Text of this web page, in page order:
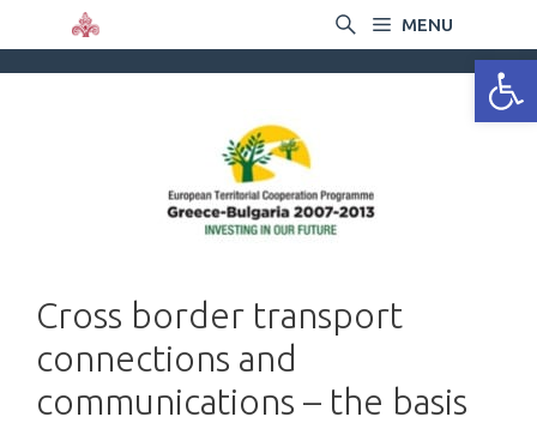
MENU
Cross border transport
connections and
communications – the basis